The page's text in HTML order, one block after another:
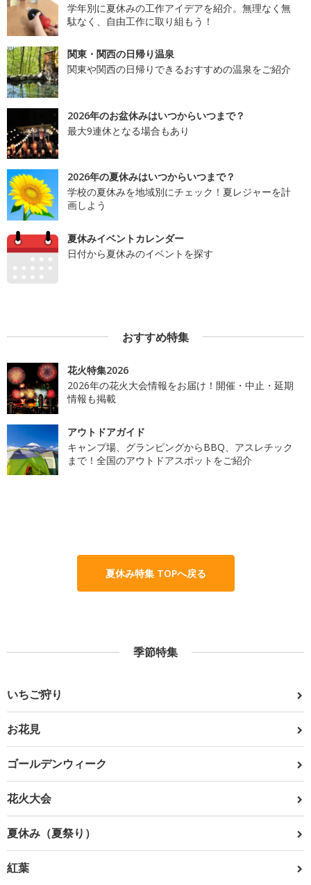
学年別に夏休みの工作アイデアを紹介。無理なく無
駄なく、自由工作に取り組もう！
関東・関西の日帰り温泉
関東や関西の日帰りできるおすすめの温泉をご紹介
2026年のお盆休みはいつからいつまで？
最大9連休となる場合もあり
2026年の夏休みはいつからいつまで？
学校の夏休みを地域別にチェック！夏レジャーを計
画しよう
夏休みイベントカレンダー
日付から夏休みのイベントを探す
おすすめ特集
花火特集2026
2026年の花火大会情報をお届け！開催・中止・延期
情報も掲載
アウトドアガイド
キャンプ場、グランピングからBBQ、アスレチック
まで！全国のアウトドアスポットをご紹介
夏休み特集 TOPへ戻る
季節特集
いちご狩り
お花見
ゴールデンウィーク
花火大会
夏休み（夏祭り）
紅葉